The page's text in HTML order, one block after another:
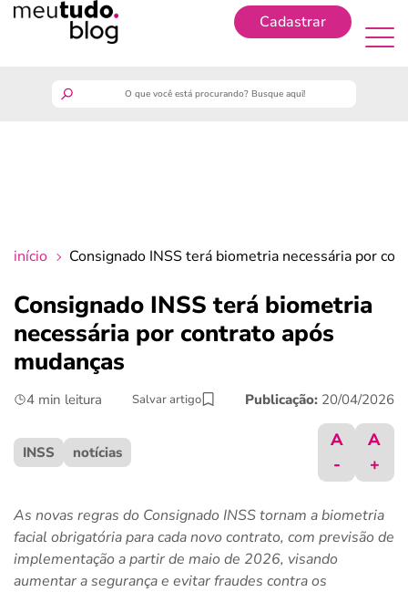
Cadastrar
crédito fácil
últimas notícias
início Consignado INSS terá biometria necessária por
Consignado INSS terá biometria
necessária por contrato após
mudanças
4 min leitura Salvar artigo Publicação: 20/04/2026
INSS notícias
A
-
A
+
As novas regras do Consignado INSS tornam a biometria
facial obrigatória para cada novo contrato, com previsão de
implementação a partir de maio de 2026, visando
aumentar a segurança e evitar fraudes contra os